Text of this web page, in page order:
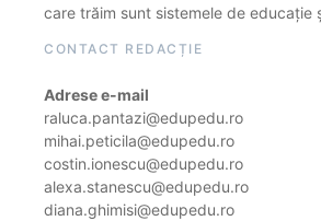
care trăim sunt sistemele de educație
CONTACT REDACȚIE
Adrese e-mail
raluca.pantazi@edupedu.ro
mihai.peticila@edupedu.ro
costin.ionescu@edupedu.ro
alexa.stanescu@edupedu.ro
diana.ghimisi@edupedu.ro